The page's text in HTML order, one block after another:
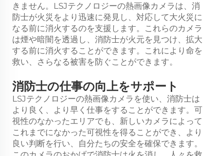
きません。LSJテクノロジーの熱画像カメラは、消
防士が火災をより迅速に発見し、対応して大火災に
なる前に消火するのを支援します。これらのカメラ
は煙や暗闇を透過し、消防士が火元を見つけ、拡大
する前に消火することができます。これにより命を
救い、さらなる被害を防ぐことができます。
消防士の仕事の向上をサポート
LSJテクノロジーの熱画像カメラを使い、消防士は
より良く、より早く仕事をすることができます。可
視性のなかったエリアでも、新しいカメラによって
これまでになかった可視性を得ることができ、より
良い判断を行い、自分たちの安全を確保できます。